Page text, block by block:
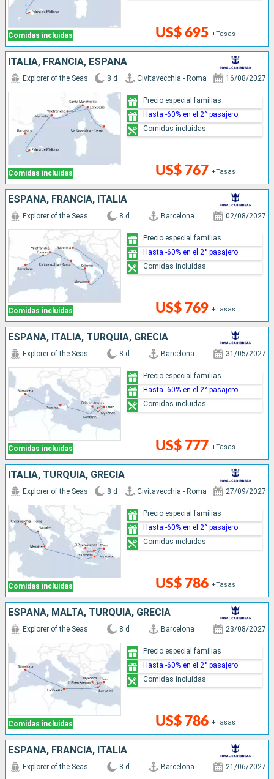
Comidas incluidas US$ 695 +Tasas
ITALIA, FRANCIA, ESPAÑA
Comidas incluidas
Explorer of the Seas 8 d Civitavecchia - Roma 16/08/2027
US$ 767 +Tasas
Precio especial familias
Hasta -60% en el 2° pasajero
Comidas incluidas
ESPAÑA, FRANCIA, ITALIA
Comidas incluidas
Explorer of the Seas 8 d Barcelona 02/08/2027
US$ 769 +Tasas
Precio especial familias
Hasta -60% en el 2° pasajero
Comidas incluidas
ESPAÑA, ITALIA, TURQUÍA, GRECIA
Comidas incluidas
Explorer of the Seas 8 d Barcelona 31/05/2027
US$ 777 +Tasas
Precio especial familias
Hasta -60% en el 2° pasajero
Comidas incluidas
ITALIA, TURQUÍA, GRECIA
Comidas incluidas
Explorer of the Seas 8 d Civitavecchia - Roma 27/09/2027
US$ 786 +Tasas
Precio especial familias
Hasta -60% en el 2° pasajero
Comidas incluidas
ESPAÑA, MALTA, TURQUÍA, GRECIA
Comidas incluidas
Explorer of the Seas 8 d Barcelona 23/08/2027
US$ 786 +Tasas
Precio especial familias
Hasta -60% en el 2° pasajero
Comidas incluidas
ESPAÑA, FRANCIA, ITALIA
Explorer of the Seas 8 d Barcelona 21/06/2027